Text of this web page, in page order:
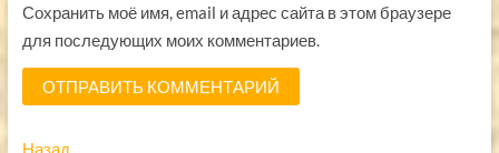
Сохранить моё имя, email и адрес сайта в этом браузере
для последующих моих комментариев.
НазадПредыдущая